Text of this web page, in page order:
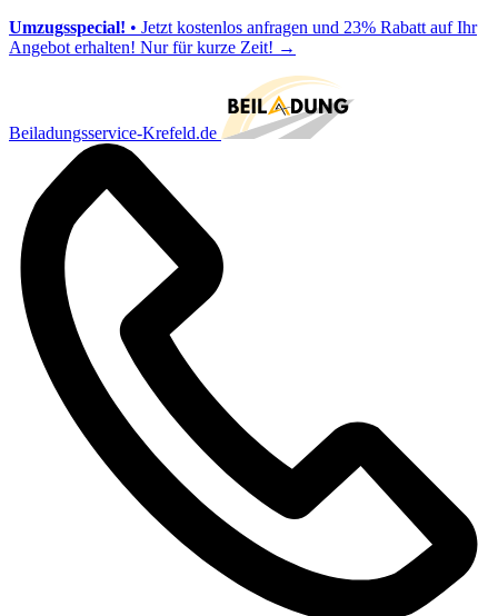
Umzugsspecial! • Jetzt kostenlos anfragen und 23% Rabatt auf Ihr
Angebot erhalten! Nur für kurze Zeit! →
Beiladungsservice-Krefeld.de